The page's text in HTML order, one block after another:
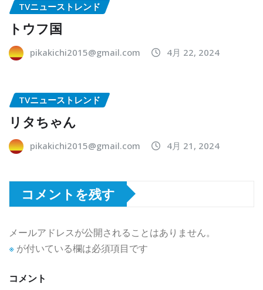
TVニューストレンド
トウフ国
pikakichi2015@gmail.com 4月 22, 2024
TVニューストレンド
リタちゃん
pikakichi2015@gmail.com 4月 21, 2024
コメントを残す
メールアドレスが公開されることはありません。
※ が付いている欄は必須項目です
コメント